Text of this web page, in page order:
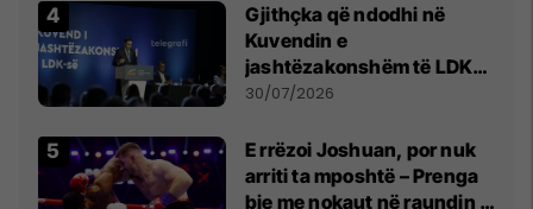
Gjithçka që ndodhi në
Kuvendin e
jashtëzakonshëm të LDK-
së
30/07/2026
E rrëzoi Joshuan, por nuk
arriti ta mposhtë – Prenga
bie me nokaut në raundin e